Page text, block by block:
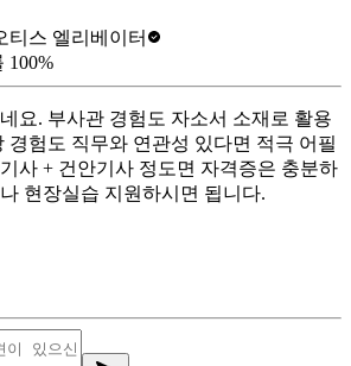
티스 엘리베이터
100%
요. 부사관 경험도 자소서 소재로 활용
경험도 직무와 연관성 있다면 적극 어필
사 + 건안기사 정도면 자격증은 충분하
현장실습 지원하시면 됩니다.